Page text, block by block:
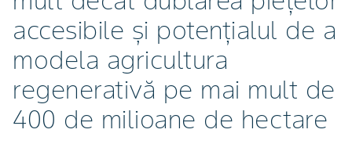
accesibile și potențialul de a
modela agricultura
regenerativă pe mai mult de
400 de milioane de hectare